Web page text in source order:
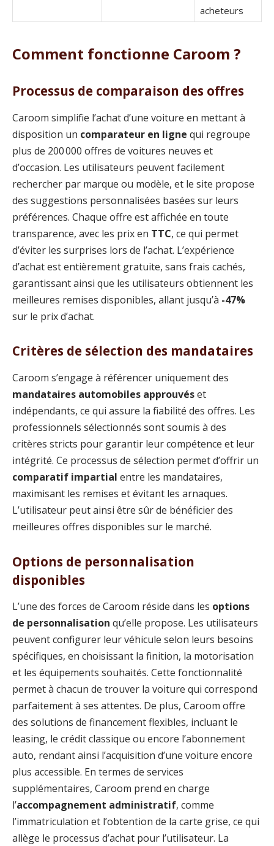
acheteurs
Comment fonctionne Caroom ?
Processus de comparaison des offres
Caroom simplifie l’achat d’une voiture en mettant à
disposition un comparateur en ligne qui regroupe
plus de 200 000 offres de voitures neuves et
d’occasion. Les utilisateurs peuvent facilement
rechercher par marque ou modèle, et le site propose
des suggestions personnalisées basées sur leurs
préférences. Chaque offre est affichée en toute
transparence, avec les prix en TTC, ce qui permet
d’éviter les surprises lors de l’achat. L’expérience
d’achat est entièrement gratuite, sans frais cachés,
garantissant ainsi que les utilisateurs obtiennent les
meilleures remises disponibles, allant jusqu’à -47%
sur le prix d’achat.
Critères de sélection des mandataires
Caroom s’engage à référencer uniquement des
mandataires automobiles approuvéset
indépendants, ce qui assure la fiabilité des offres. Les
professionnels sélectionnés sont soumis à des
critères stricts pour garantir leur compétence et leur
intégrité. Ce processus de sélection permet d’offrir un
comparatif impartial entre les mandataires,
maximisant les remises et évitant les arnaques.
L’utilisateur peut ainsi être sûr de bénéficier des
meilleures offres disponibles sur le marché.
Options de personnalisation
disponibles
L’une des forces de Caroom réside dans les options
de personnalisation qu’elle propose. Les utilisateurs
peuvent configurer leur véhicule selon leurs besoins
spécifiques, en choisissant la finition, la motorisation
et les équipements souhaités. Cette fonctionnalité
permet à chacun de trouver la voiture qui correspond
parfaitement à ses attentes. De plus, Caroom offre
des solutions de financement flexibles, incluant le
leasing, le crédit classique ou encore l’abonnement
auto, rendant ainsi l’acquisition d’une voiture encore
plus accessible. En termes de services
supplémentaires, Caroom prend en charge
l’accompagnement administratif, comme
l’immatriculation et l’obtention de la carte grise, ce qui
allège le processus d’achat pour l’utilisateur. La